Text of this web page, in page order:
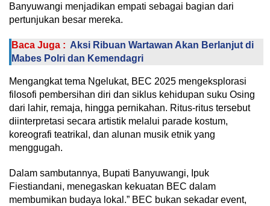
Banyuwangi menjadikan empati sebagai bagian dari
pertunjukan besar mereka.
Baca Juga : Aksi Ribuan Wartawan Akan Berlanjut di
Mabes Polri dan Kemendagri
Mengangkat tema Ngelukat, BEC 2025 mengeksplorasi
filosofi pembersihan diri dan siklus kehidupan suku Osing
dari lahir, remaja, hingga pernikahan. Ritus-ritus tersebut
diinterpretasi secara artistik melalui parade kostum,
koreografi teatrikal, dan alunan musik etnik yang
menggugah.
Dalam sambutannya, Bupati Banyuwangi, Ipuk
Fiestiandani, menegaskan kekuatan BEC dalam
membumikan budaya lokal.” BEC bukan sekadar event,